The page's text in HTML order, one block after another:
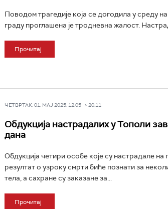
Поводом трагедије која се догодила у среду
граду проглашена је тродневна жалост.
Прочитај
ЧЕТВРТАК, 01. МАЈ 2025, 12:05 -> 20:11
Обдукција настрадалих у Тополи
дана
Обдукција четири особе које су настрадале
резултат о узроку смрти биће познати за
тела, а сахране су заказане за...
Прочитај